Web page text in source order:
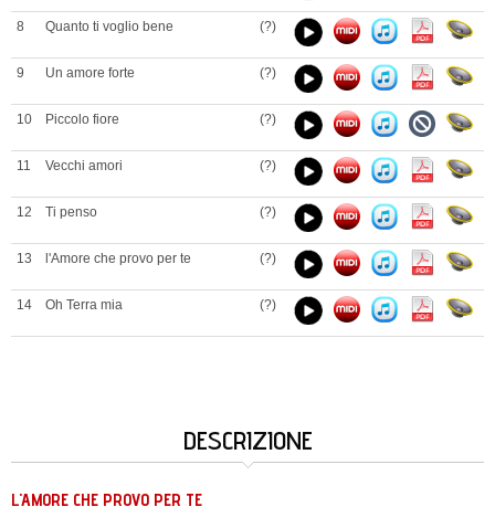
8 Quanto ti voglio bene (?)
9 Un amore forte (?)
10 Piccolo fiore (?)
11 Vecchi amori (?)
12 Ti penso (?)
13 l'Amore che provo per te (?)
14 Oh Terra mia (?)
DESCRIZIONE
L'AMORE CHE PROVO PER TE